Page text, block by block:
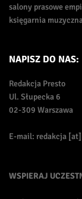
salony prasowe
księgarnia
NAPISZ DO NAS:
Redakcja Presto
Ul. Słupecka 6
02-309 Warszawa
E-mail: redakcja
WSPIERAJ